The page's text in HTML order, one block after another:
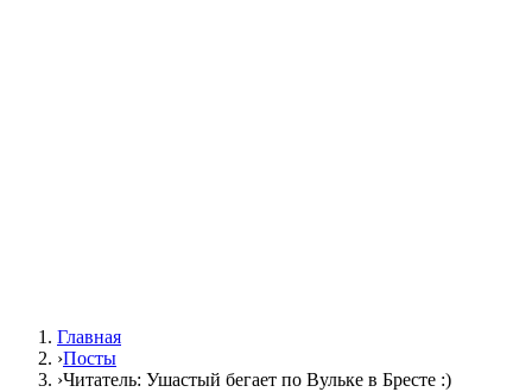
Главная
›Посты
›Читатель: Ушастый бегает по Вульке в Бресте :)